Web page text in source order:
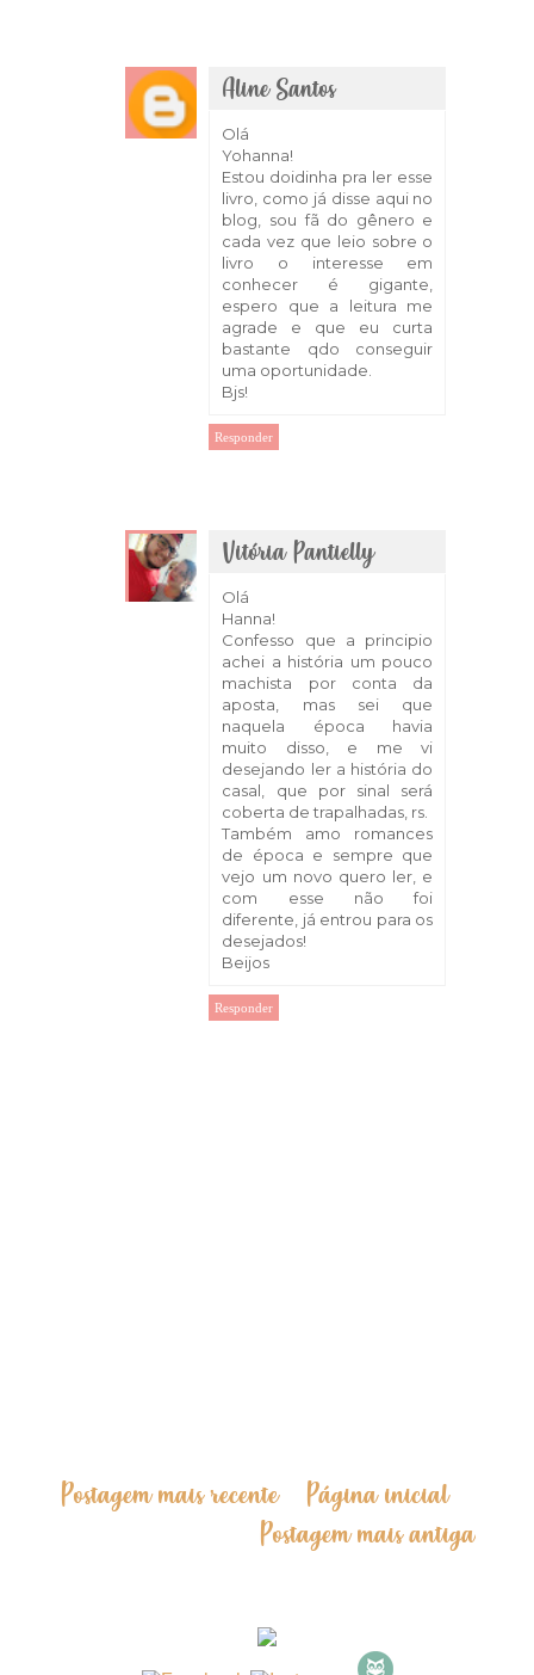
Aline Santos
Olá
Yohanna!
Estou doidinha pra ler esse
livro, como já disse aqui no
blog, sou fã do gênero e
cada vez que leio sobre o
livro o interesse em
conhecer é gigante,
espero que a leitura me
agrade e que eu curta
bastante qdo conseguir
uma oportunidade.
Bjs!
Responder
Vitória Pantielly
Olá
Hanna!
Confesso que a principio
achei a história um pouco
machista por conta da
aposta, mas sei que
naquela época havia
muito disso, e me vi
desejando ler a história do
casal, que por sinal será
coberta de trapalhadas, rs.
Também amo romances
de época e sempre que
vejo um novo quero ler, e
com esse não foi
diferente, já entrou para os
desejados!
Beijos
Responder
Postagem mais recente
Postagem mais antiga
Página inicial